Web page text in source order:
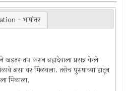
- भाषांतर
खडतर तप करुन ब्रह्मदेवाला प्रसन्न केले
असा वर मिळवला. तसेच पुरुषाच्या हातून
मिळाला.